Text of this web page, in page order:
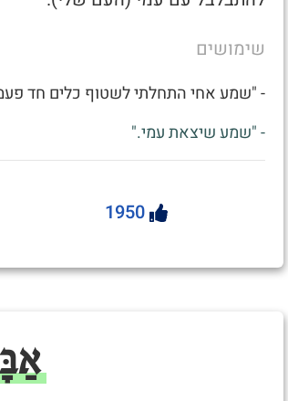
שימושים
- "שמע אחי התחלתי לשטוף כלים חד
- "שמע שיצאת עמי."
1950